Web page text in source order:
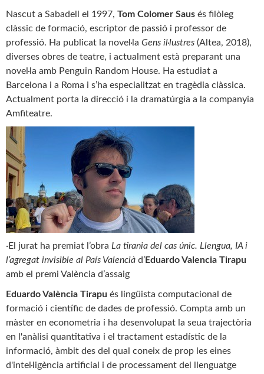
Nascut a Sabadell el 1997, Tom Colomer Saus és filòleg
clàssic de formació, escriptor de passió i professor de
professió. Ha publicat la novel·la Gens il·lustres (Altea, 2018),
diverses obres de teatre, i actualment està preparant una
novel·la amb Penguin Random House. Ha estudiat a
Barcelona i a Roma i s’ha especialitzat en tragèdia clàssica.
Actualment porta la direcció i la dramatúrgia a la companyia
Amfiteatre.
·El jurat ha premiat l’obra La tirania del cas únic. Llengua, IA i
l’agregat invisible al País Valencià d’Eduardo Valencia Tirapu
amb el premi València d’assaig
Eduardo València Tirapu és lingüista computacional de
formació i científic de dades de professió. Compta amb un
màster en econometria i ha desenvolupat la seua trajectòria
en l'anàlisi quantitativa i el tractament estadístic de la
informació, àmbit des del qual coneix de prop les eines
d'intel·ligència artificial i de processament del llenguatge